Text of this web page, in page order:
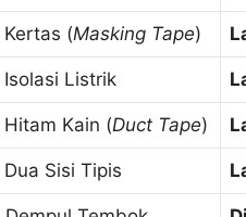
(Masking Tape)
Listrik
Kain (Duct Tape)
Sisi Tipis